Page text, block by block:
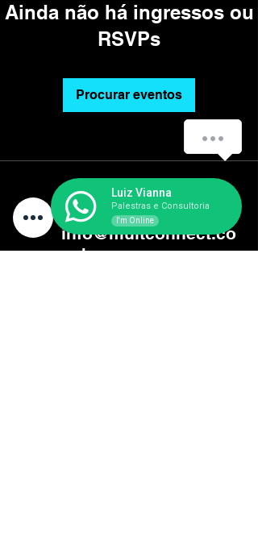
Ainda não há ingressos ou
RSVPs
Procurar eventos
info@multconnect.co
m.br
Luiz Vianna
Palestras e Consultoria
I'm Online